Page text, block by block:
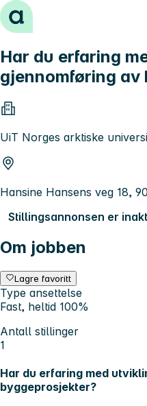
Hopp til innhold
Har du erfaring
gjennomføring av
UiT Norges arktiske
Hansine Hansens veg 18,
Stillingsannonsen er
Om jobben
Lagre favoritt
Type ansettelse
Fast, heltid 100%
Antall stillinger
1
Har du erfaring med
byggeprosjekter?